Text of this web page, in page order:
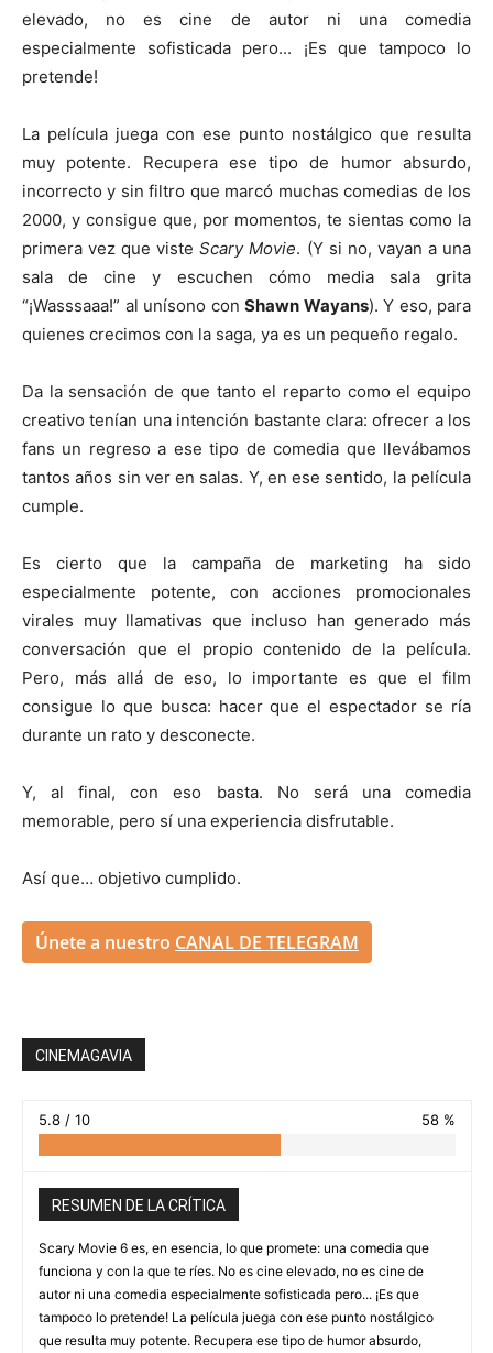
elevado, no es cine de autor ni una comedia
especialmente sofisticada pero... ¡Es que tampoco lo
pretende!
La película juega con ese punto nostálgico que resulta
muy potente. Recupera ese tipo de humor absurdo,
incorrecto y sin filtro que marcó muchas comedias de los
2000, y consigue que, por momentos, te sientas como la
primera vez que visteScary Movie. (Y si no, vayan a una
sala de cine y escuchen cómo media sala grita
“¡Wasssaaa!” al unísono con Shawn Wayans). Y eso, para
quienes crecimos con la saga, ya es un pequeño regalo.
Da la sensación de que tanto el reparto como el equipo
creativo tenían una intención bastante clara: ofrecer a los
fans un regreso a ese tipo de comedia que llevábamos
tantos años sin ver en salas. Y, en ese sentido, la película
cumple.
Es cierto que la campaña de marketing ha sido
especialmente potente, con acciones promocionales
virales muy llamativas que incluso han generado más
conversación que el propio contenido de la película.
Pero, más allá de eso, lo importante es que el film
consigue lo que busca: hacer que el espectador se ría
durante un rato y desconecte.
Y, al final, con eso basta. No será una comedia
memorable, pero sí una experiencia disfrutable.
Así que… objetivo cumplido.
Únete a nuestro CANAL DE TELEGRAM
CINEMAGAVIA
5.8 / 10 58 %
RESUMEN DE LA CRÍTICA
Scary Movie 6 es, en esencia, lo que promete: una comedia que
funciona y con la que te ríes. No es cine elevado, no es cine de
autor ni una comedia especialmente sofisticada pero... ¡Es que
tampoco lo pretende! La película juega con ese punto nostálgico
que resulta muy potente. Recupera ese tipo de humor absurdo,